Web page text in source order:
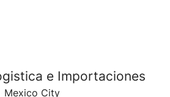
e Importaciones
Mexico City